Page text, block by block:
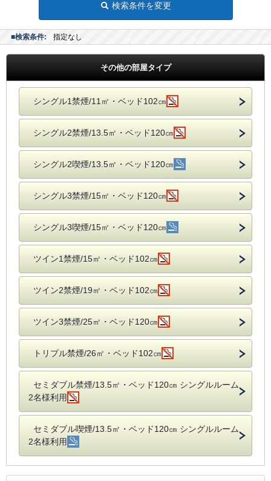
検索条件を変更
■検索条件: 指定なし
その他の部屋タイプ
シングル1禁煙/11㎡・ベッド102㎝
シングル2禁煙/13.5㎡・ベッド120㎝
シングル2喫煙/13.5㎡・ベッド120㎝
シングル3禁煙/15㎡・ベッド120㎝
シングル3喫煙/15㎡・ベッド120㎝
ツイン1禁煙/15㎡・ベッド102㎝
ツイン2禁煙/19㎡・ベッド102㎝
ツイン3禁煙/25㎡・ベッド120㎝
トリプル禁煙/26㎡・ベッド102㎝
セミダブル禁煙/13.5㎡・ベッド120㎝ シングルルーム
2名様利用
セミダブル喫煙/13.5㎡・ベッド120㎝ シングルルーム
2名様利用